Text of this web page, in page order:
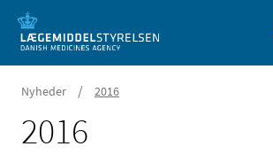
Nyheder / 2016
2016